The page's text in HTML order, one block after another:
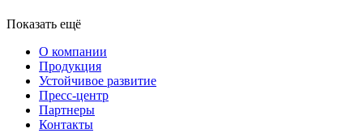
Показать ещё
О компании
Продукция
Устойчивое развитие
Пресс-центр
Партнеры
Контакты